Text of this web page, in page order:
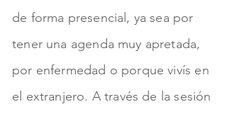
de forma presencial, ya sea por
tener una agenda muy apretada,
por enfermedad o porque vivís en
el extranjero. A través de la sesión